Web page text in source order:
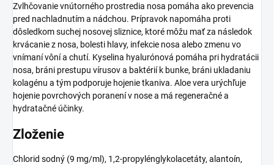
Zvlhčovanie vnútorného prostredia nosa pomáha ako prevencia
pred nachladnutím a nádchou. Prípravok napomáha proti
dôsledkom suchej nosovej sliznice, ktoré môžu mať za následok
krvácanie z nosa, bolesti hlavy, infekcie nosa alebo zmenu vo
vnímaní vôní a chutí. Kyselina hyalurónová pomáha pri hydratácii
nosa, bráni prestupu vírusov a baktérií k bunke, bráni ukladaniu
kolagénu a tým podporuje hojenie tkaniva. Aloe vera urýchľuje
hojenie povrchových poranení v nose a má regeneračné a
hydratačné účinky.
Zloženie
Chlorid sodný (9 mg/ml), 1,2-propylénglykolacetáty, alantoín,